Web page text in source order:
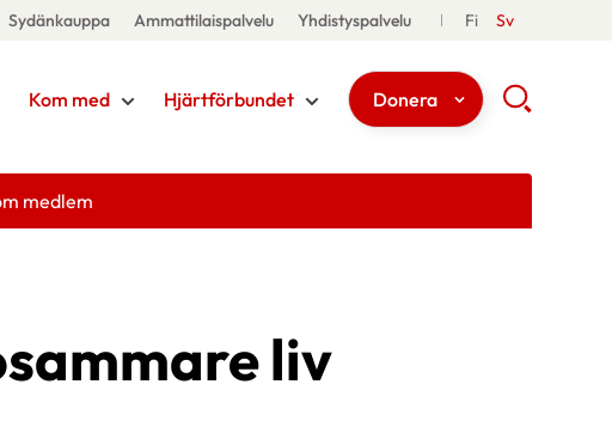
Sydänkauppa Ammattilaispalvelu Yhdistyspalvelu Fi Sv
Kom med Hjärtförbundet Donera
medlem
liv